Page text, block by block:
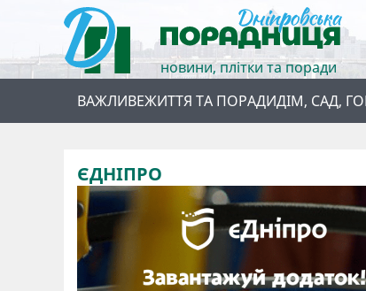
новини, плітки та поради
ВАЖЛИВЕЖИТТЯ ТА ПОРАДИДІМ, САД,
ЄДНІПРО